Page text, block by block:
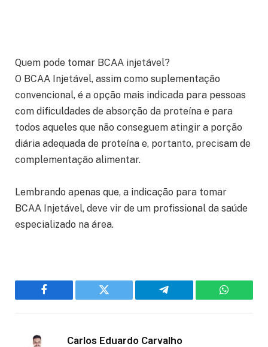
Quem pode tomar BCAA injetável?
O BCAA Injetável, assim como suplementação
convencional, é a opção mais indicada para pessoas
com dificuldades de absorção da proteína e para
todos aqueles que não conseguem atingir a porção
diária adequada de proteína e, portanto, precisam de
complementação alimentar.
Lembrando apenas que, a indicação para tomar
BCAA Injetável, deve vir de um profissional da saúde
especializado na área.
Facebook Twitter Telegram
Carlos Eduardo Carvalho